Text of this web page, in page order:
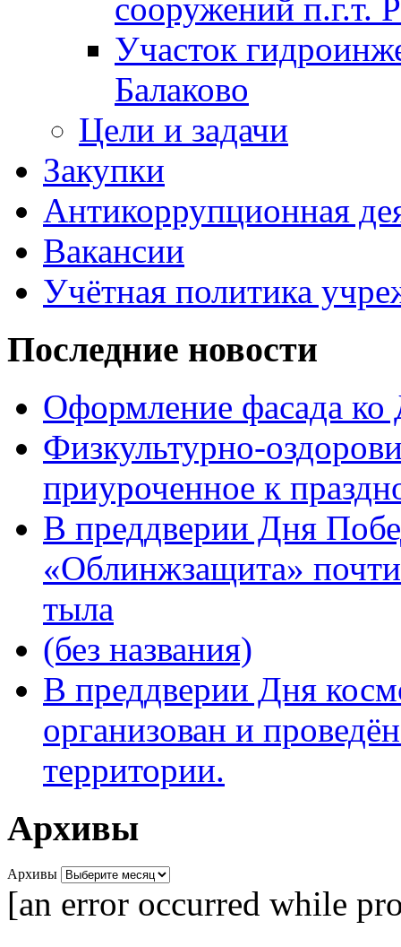
сооружений п.г.т.
Участок
Балаково
Цели и задачи
Закупки
Антикоррупционная
Вакансии
Учётная политика
Последние новости
Оформление фасада
Физкультурно-
приуроченное к
В преддверии Дня
«Облинжзащита»
тыла
(без названия)
В преддверии Дня
организован и
территории.
Архивы
Архивы
[an error occurred while